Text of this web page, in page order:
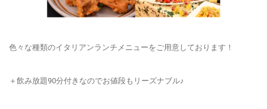
色々な種類のイタリアンランチメニューをご用意しております！
＋飲み放題90分付きなのでお値段もリーズナブル♪